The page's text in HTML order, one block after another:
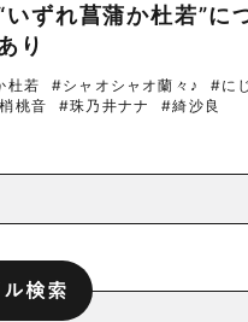
いずれ菖蒲か杜若”に
り
杜若 #シャオシャオ蘭々♪ #に
桃音 #珠乃井ナナ #綺沙良
ル検索